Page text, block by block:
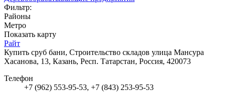
Фильтр:
Районы
Метро
Показать карту
Райт
Купить сруб бани, Строительство складов улица Мансура
Хасанова, 13, Казань, Респ. Татарстан, Россия, 420073
Телефон
+7 (962) 553-95-53, +7 (843) 253-95-53